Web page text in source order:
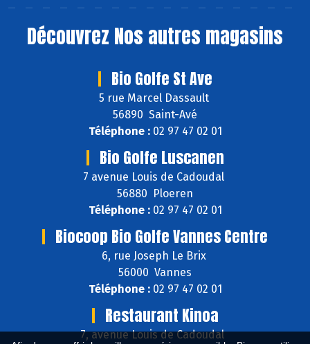
Découvrez Nos autres magasins
Bio Golfe St Ave
5 rue Marcel Dassault
56890 Saint-Avé
Téléphone :02 97 47 02 01
Bio Golfe Luscanen
7 avenue Louis de Cadoudal
56880 Ploeren
Téléphone :02 97 47 02 01
Biocoop Bio Golfe Vannes Centre
6, rue Joseph Le Brix
56000 Vannes
Téléphone :02 97 47 02 01
Restaurant Kinoa
7, avenue Louis de Cadoudal